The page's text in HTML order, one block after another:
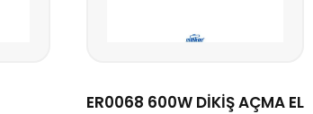
ER0068 600W DİKİŞ AÇMA EL